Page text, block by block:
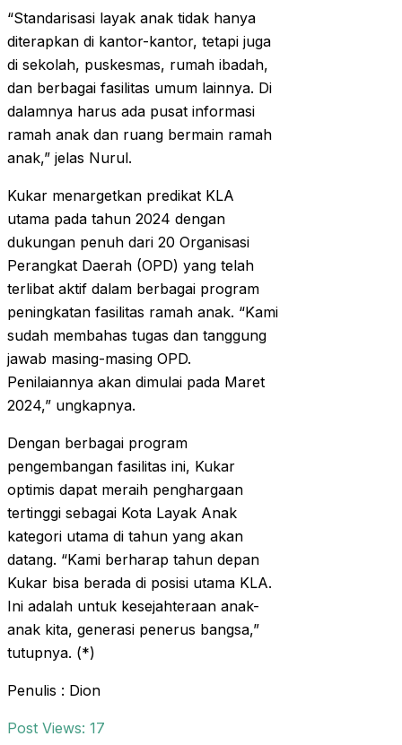
“Standarisasi layak anak tidak hanya
diterapkan di kantor-kantor, tetapi juga
di sekolah, puskesmas, rumah ibadah,
dan berbagai fasilitas umum lainnya. Di
dalamnya harus ada pusat informasi
ramah anak dan ruang bermain ramah
anak,” jelas Nurul.
Kukar menargetkan predikat KLA
utama pada tahun 2024 dengan
dukungan penuh dari 20 Organisasi
Perangkat Daerah (OPD) yang telah
terlibat aktif dalam berbagai program
peningkatan fasilitas ramah anak. “Kami
sudah membahas tugas dan tanggung
jawab masing-masing OPD.
Penilaiannya akan dimulai pada Maret
2024,” ungkapnya.
Dengan berbagai program
pengembangan fasilitas ini, Kukar
optimis dapat meraih penghargaan
tertinggi sebagai Kota Layak Anak
kategori utama di tahun yang akan
datang. “Kami berharap tahun depan
Kukar bisa berada di posisi utama KLA.
Ini adalah untuk kesejahteraan anak-
anak kita, generasi penerus bangsa,”
tutupnya. (*)
Penulis : Dion
Post Views: 17